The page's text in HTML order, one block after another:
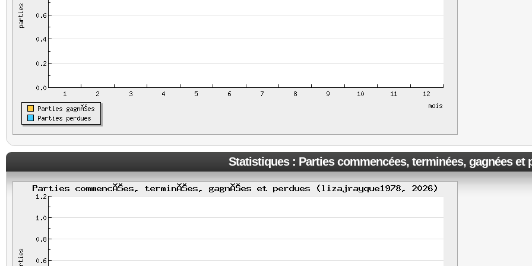
Statistiques : Parties commencées, terminées, gagnées et